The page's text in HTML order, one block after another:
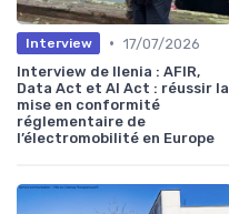
Interview • 17/07/2026
Interview de Ilenia : AFIR,
Data Act et AI Act : réussir la
mise en conformité
réglementaire de
l’électromobilité en Europe